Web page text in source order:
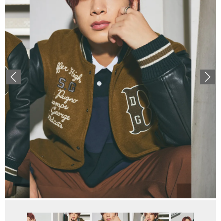
Previous